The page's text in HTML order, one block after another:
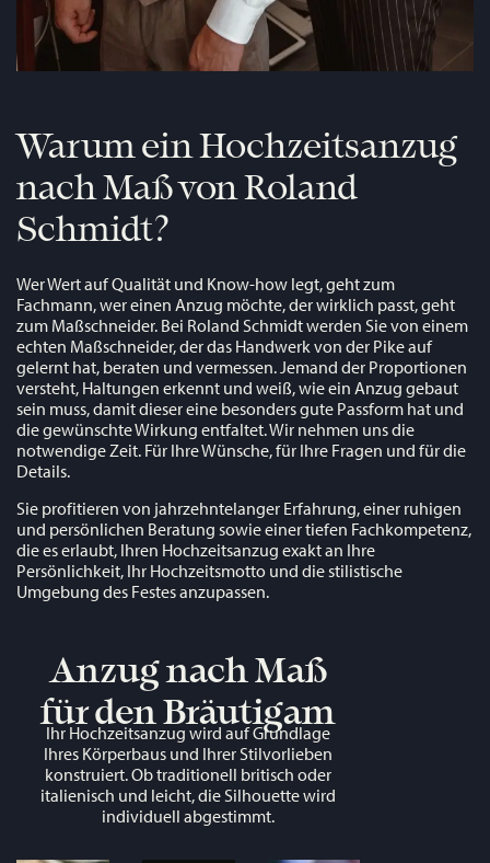
Warum ein Hochzeitsanzug
nach Maß von Roland
Schmidt?
Wer Wert auf Qualität und Know-how legt, geht zum
Fachmann, wer einen Anzug möchte, der wirklich passt, geht
zum Maßschneider. Bei Roland Schmidt werden Sie von einem
echten Maßschneider, der das Handwerk von der Pike auf
gelernt hat, beraten und vermessen. Jemand der Proportionen
versteht, Haltungen erkennt und weiß, wie ein Anzug gebaut
sein muss, damit dieser eine besonders gute Passform hat und
die gewünschte Wirkung entfaltet. Wir nehmen uns die
notwendige Zeit. Für Ihre Wünsche, für Ihre Fragen und für die
Details.
Sie profitieren von jahrzehntelanger Erfahrung, einer ruhigen
und persönlichen Beratung sowie einer tiefen Fachkompetenz,
die es erlaubt, Ihren Hochzeitsanzug exakt an Ihre
Persönlichkeit, Ihr Hochzeitsmotto und die stilistische
Umgebung des Festes anzupassen.
Anzug nach Maß
für den Bräutigam
Ihr Hochzeitsanzug wird auf Grundlage
Ihres Körperbaus und Ihrer Stilvorlieben
konstruiert. Ob traditionell britisch oder
italienisch und leicht, die Silhouette wird
individuell abgestimmt.